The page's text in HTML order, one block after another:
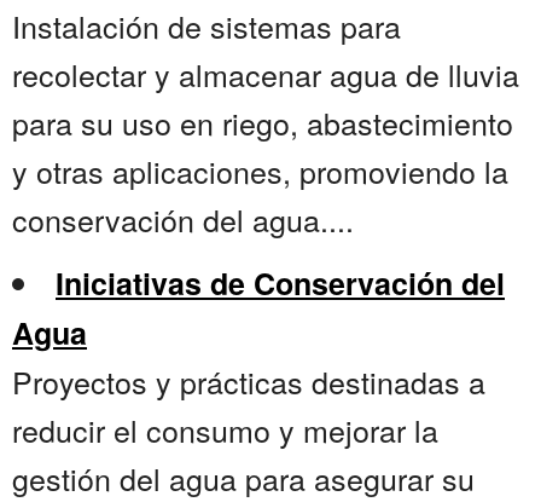
Instalación de sistemas para
recolectar y almacenar agua de lluvia
para su uso en riego, abastecimiento
y otras aplicaciones, promoviendo la
conservación del agua....
Iniciativas de Conservación del
Agua
Proyectos y prácticas destinadas a
reducir el consumo y mejorar la
gestión del agua para asegurar su